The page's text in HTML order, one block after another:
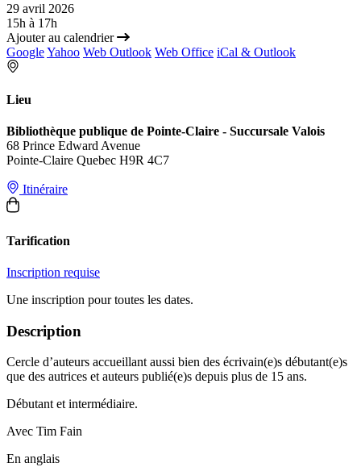
29 avril 2026
15h à 17h
Ajouter au calendrier
GoogleYahoo Web Outlook Web Office iCal & Outlook
Lieu
Bibliothèque publique de Pointe-Claire - Succursale Valois
68 Prince Edward Avenue
Pointe-Claire Quebec H9R 4C7
Itinéraire
Tarification
Inscription requise
Une inscription pour toutes les dates.
Description
Cercle d’auteurs accueillant aussi bien des écrivain(e)s débutant(e)s
que des autrices et auteurs publié(e)s depuis plus de 15 ans.
Débutant et intermédiaire.
Avec Tim Fain
En anglais